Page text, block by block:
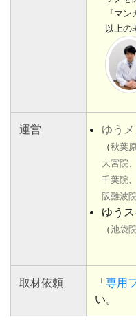
『マ
以上の
運営 ゆう
（秋葉
大宮院、
千葉院、
阪難波
ゆう
（池袋
取材依頼 「専用
い。